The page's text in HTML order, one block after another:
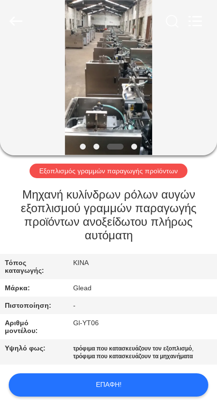
ΠΡΟΪΌΝΤΑ
ΕΜΦΆΝΙΣΗ
VR
ΣΧΕΤΙΚΆ
ΕΜΆΣ
ΣΤΟ
ΕΡΓΟΣΤΆΣΙΟ
ΈΛΕΓΧΟΣ
ΠΟΙΌΤΗΤΑΣ
ΖΗΤΉΣΤΕ
Εξοπλισμός γραμμών παραγωγής προϊόντων
Μηχανή κυλίνδρων ρόλων αυγών
εξοπλισμού γραμμών παραγωγής
προϊόντων ανοξείδωτου πλήρως
αυτόματη
Τόπος
καταγωγής:
ΚΙΝΑ
Μάρκα: Glead
Πιστοποίηση: -
Αριθμό
μοντέλου:
Gl-YT06
Υψηλό φως: τρόφιμα που κατασκευάζουν τον εξοπλισμό,
τρόφιμα που κατασκευάζουν τα μηχανήματα
ΕΠΑΦΉ!